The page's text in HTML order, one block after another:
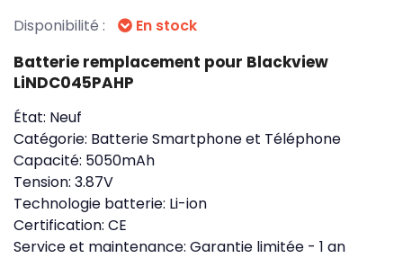
Disponibilité : En stock
Batterie remplacement pour Blackview
LiNDC045PAHP
État: Neuf
Catégorie: Batterie Smartphone et Téléphone
Capacité: 5050mAh
Tension: 3.87V
Technologie batterie: Li-ion
Certification: CE
Service et maintenance: Garantie limitée - 1 an